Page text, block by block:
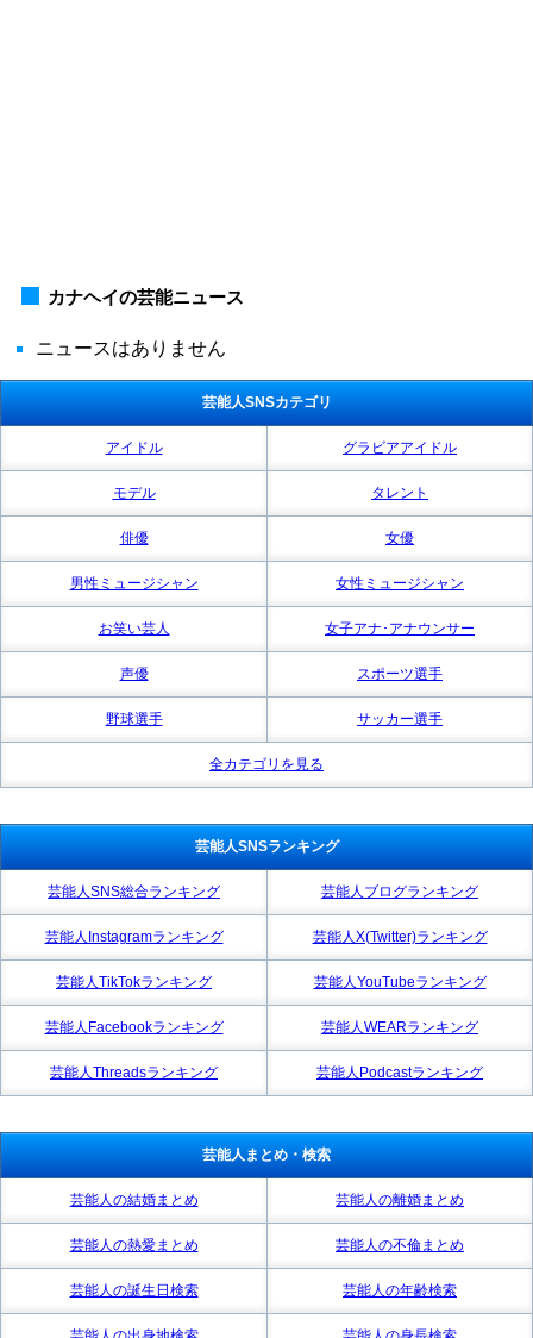
カナヘイの芸能ニュース
ニュースはありません
芸能人SNSカテゴリ
アイドル グラビアアイドル
モデル タレント
俳優 女優
男性ミュージシャン 女性ミュージシャン
お笑い芸人 女子アナ･アナウンサー
声優 スポーツ選手
野球選手 サッカー選手
全カテゴリを見る
芸能人SNSランキング
芸能人SNS総合ランキング 芸能人ブログランキング
芸能人Instagramランキング 芸能人X(Twitter)ランキング
芸能人TikTokランキング 芸能人YouTubeランキング
芸能人Facebookランキング 芸能人WEARランキング
芸能人Threadsランキング 芸能人Podcastランキング
芸能人まとめ・検索
芸能人の結婚まとめ 芸能人の離婚まとめ
芸能人の熱愛まとめ 芸能人の不倫まとめ
芸能人の誕生日検索 芸能人の年齢検索